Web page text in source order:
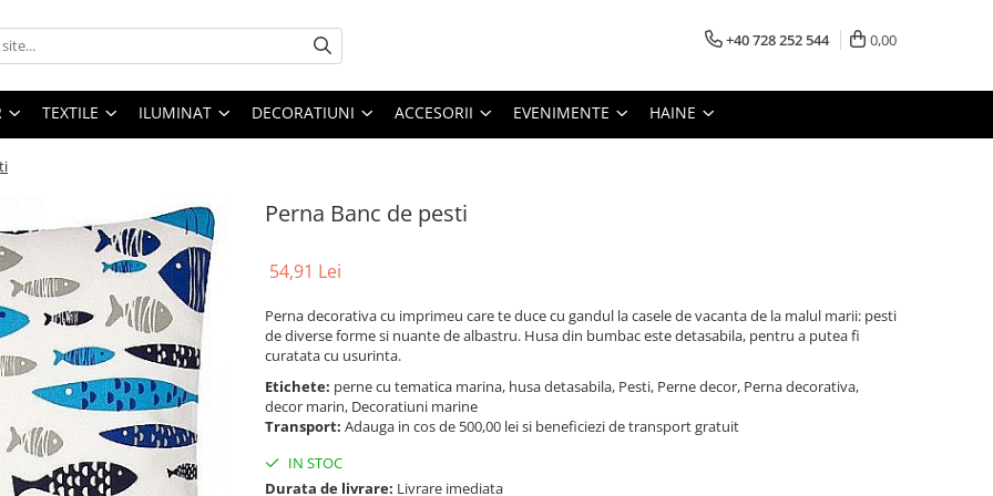
+40 728 252 544 0,00
TEXTILE ILUMINAT DECORATIUNI ACCESORII EVENIMENTE HAINE
Perna Banc de pesti
54,91 Lei
Perna decorativa cu imprimeu care te duce cu gandul la casele de vacanta de la malul marii: pesti
de diverse forme si nuante de albastru. Husa din bumbac este detasabila, pentru a putea fi
curatata cu usurinta.
Etichete: perne cu tematica marina, husa detasabila, Pesti, Perne decor, Perna decorativa,
decor marin, Decoratiuni marine
Transport: Adauga in cos de 500,00 lei si beneficiezi de transport gratuit
IN STOC
Durata de livrare: Livrare imediata